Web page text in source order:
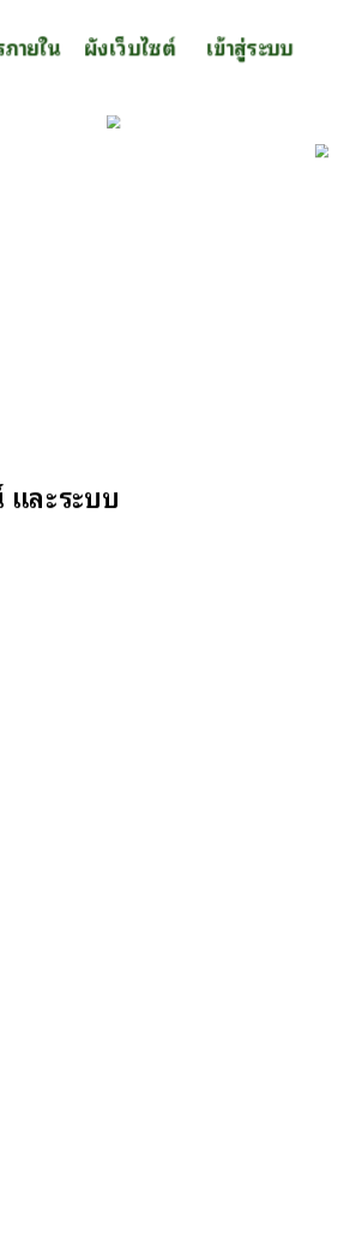
ายใน ผังเว็บไซต์ เข้าสู่ระบบ
ละระบบ